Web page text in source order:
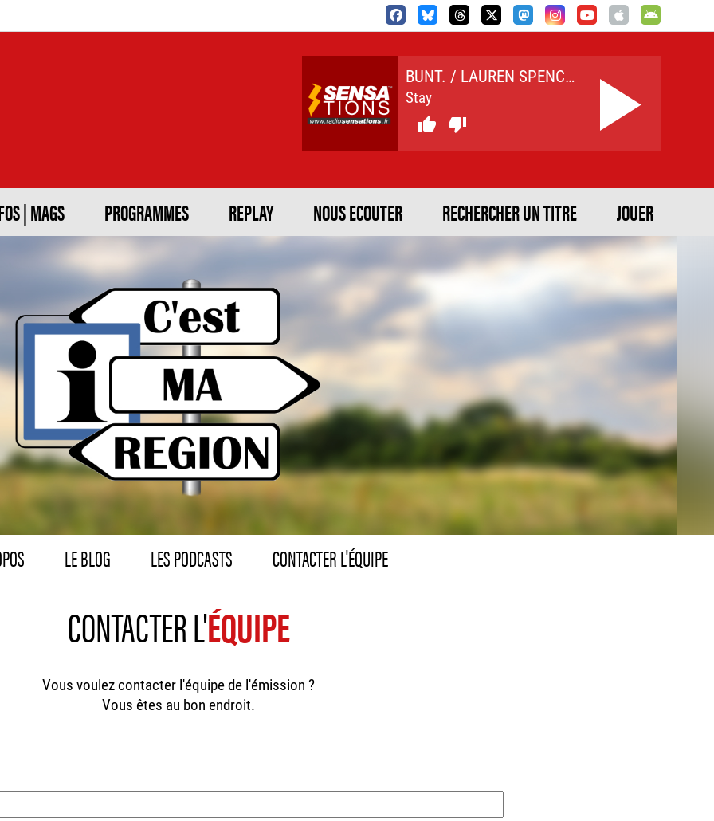
BUNT. / LAUREN SPENCER-SMITH
Stay
 
| MAGS PROGRAMMES REPLAY NOUS ECOUTER RECHERCHER UN TITRE JOUER
LE BLOG LES PODCASTS CONTACTER L'ÉQUIPE
CONTACTER L'ÉQUIPE
Vous voulez contacter l'équipe de l'émission ?
Vous êtes au bon endroit.